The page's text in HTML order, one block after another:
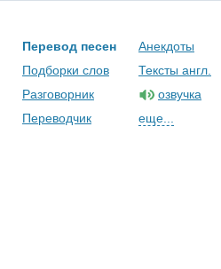
Перевод песен
Подборки слов
Разговорник
Переводчик
Анекдоты
Тексты англ.
озвучка
еще...